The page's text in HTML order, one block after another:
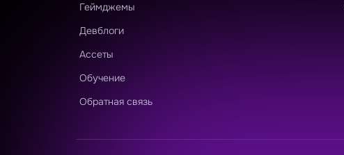
Геймджемы
Девблоги
Ассеты
Обучение
Обратная связь